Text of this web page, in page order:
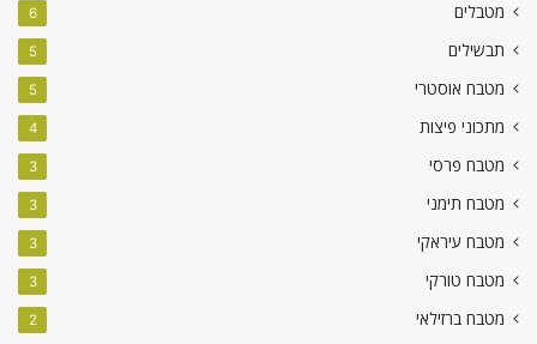
מטבלים 6
תבשילים 5
מטבח אוסטרי 5
מתכוני פיצות 4
מטבח פרסי 3
מטבח תימני 3
מטבח עיראקי 3
מטבח טורקי 3
מטבח ברזילאי 2